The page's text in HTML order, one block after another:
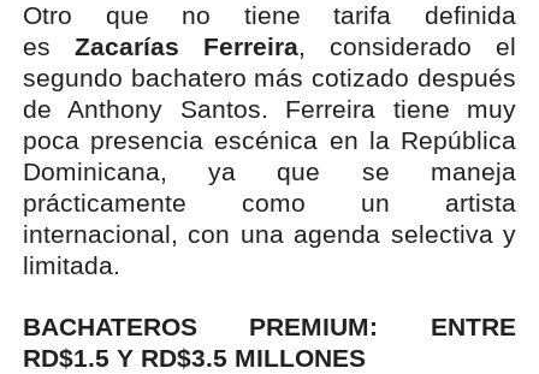
Otro que no tiene tarifa definida
es Zacarías Ferreira, considerado el
segundo bachatero más cotizado después
de Anthony Santos. Ferreira tiene muy
poca presencia escénica en la República
Dominicana, ya que se maneja
prácticamente como un artista
internacional, con una agenda selectiva y
limitada.
BACHATEROS PREMIUM: ENTRE
RD$1.5 Y RD$3.5 MILLONES